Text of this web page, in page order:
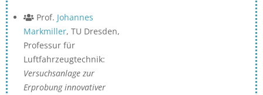
Prof. Johannes
Markmiller, TU Dresden,
Professur für
Luftfahrzeugtechnik:
Versuchsanlage zur
Erprobung innovativer